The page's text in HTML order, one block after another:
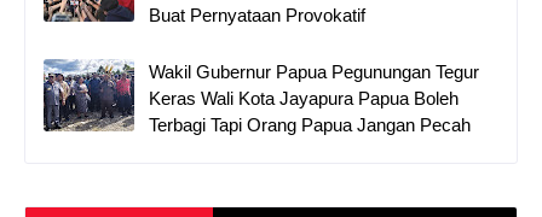
Buat Pernyataan Provokatif
Wakil Gubernur Papua Pegunungan Tegur
Keras Wali Kota Jayapura Papua Boleh
Terbagi Tapi Orang Papua Jangan Pecah